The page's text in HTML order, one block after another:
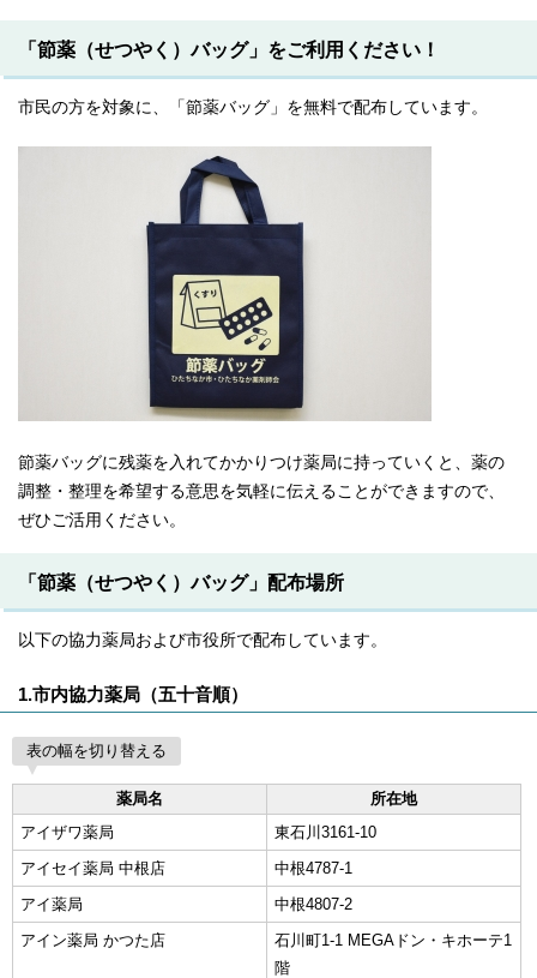
「節薬（せつやく）バッグ」をご利用ください！
市民の方を対象に、「節薬バッグ」を無料で配布しています。
節薬バッグに残薬を入れてかかりつけ薬局に持っていくと、薬の
調整・整理を希望する意思を気軽に伝えることができますので、
ぜひご活用ください。
「節薬（せつやく）バッグ」配布場所
以下の協力薬局および市役所で配布しています。
1.市内協力薬局（五十音順）
表の幅を切り替える
薬局名
所在地
アイザワ薬局
東石川3161-10
アイセイ薬局 中根店
中根4787-1
アイ薬局
中根4807-2
アイン薬局 かつた店
石川町1-1 MEGAドン・キホーテ1
階